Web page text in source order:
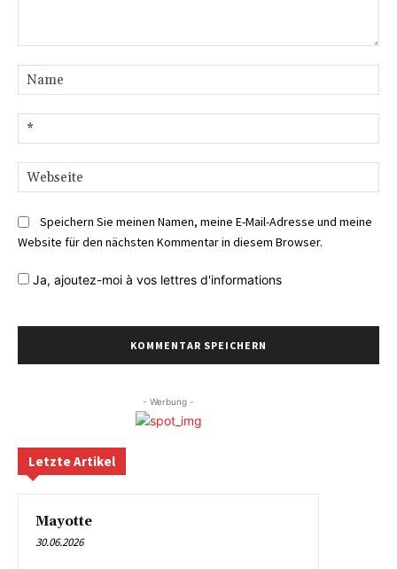
Speichern Sie meinen Namen, meine E-Mail-Adresse und meine
Website für den nächsten Kommentar in diesem Browser.
Ja, ajoutez-moi à vos lettres d'informations
- Werbung -
Letzte Artikel
Mayotte
30.06.2026